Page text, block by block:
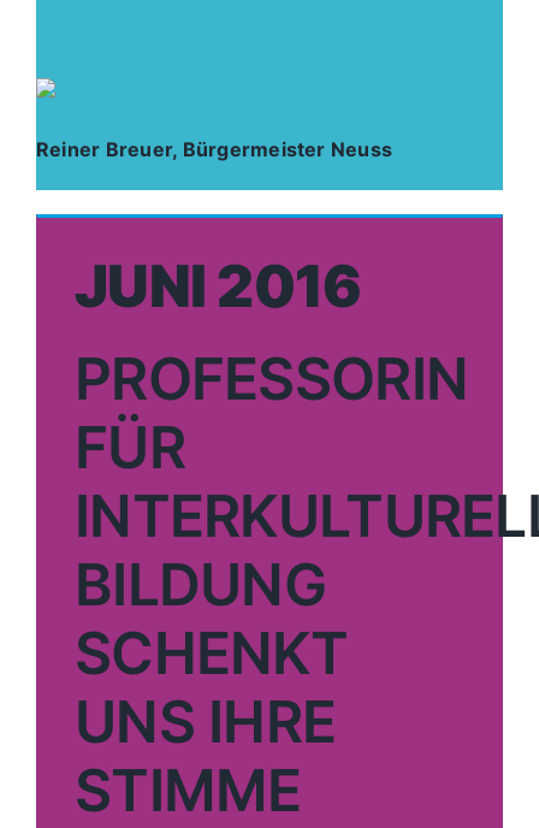
Reiner Breuer, Bürgermeister Neuss
JUNI 2016
PROFESSORIN
FÜR
BILDUNG
SCHENKT
UNS IHRE
STIMME